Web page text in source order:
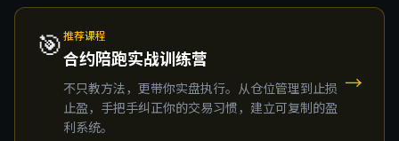
🎯 推荐课程
合约陪跑实战训练营
不只教方法，更带你实盘执行。从仓位管理到止损
止盈，手把手纠正你的交易习惯，建立可复制的盈
利系统。
→